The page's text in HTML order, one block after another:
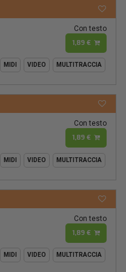
Con testo
1,89 €
MIDI VIDEO MULTITRACCIA
Con testo
1,89 €
MIDI VIDEO MULTITRACCIA
Con testo
1,89 €
MIDI VIDEO MULTITRACCIA